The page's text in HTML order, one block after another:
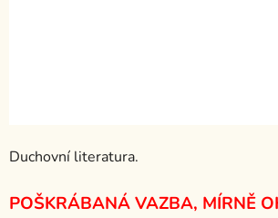
Duchovní literatura.
POŠKRÁBANÁ VAZBA, MÍRNĚ